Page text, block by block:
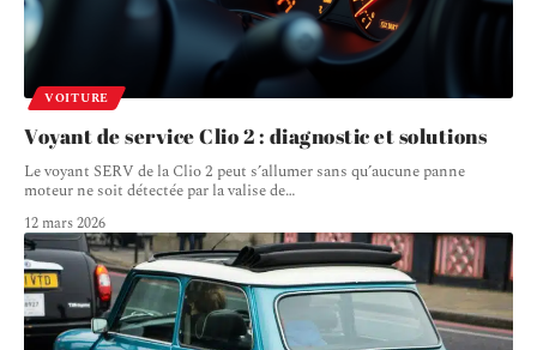
VOITURE
Voyant de service Clio 2 : diagnostic et solutions
Le voyant SERV de la Clio 2 peut s’allumer sans qu’aucune panne
moteur ne soit détectée par la valise de…
12 mars 2026